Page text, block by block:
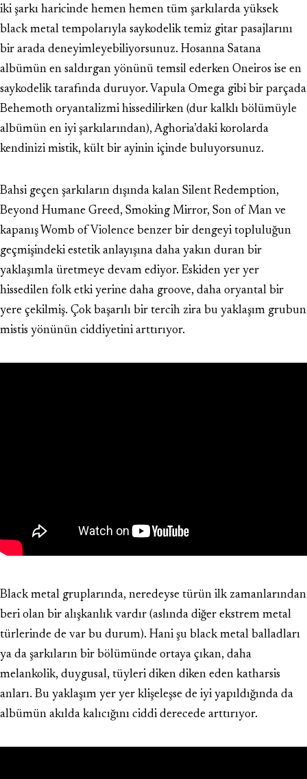
iki şarkı haricinde hemen hemen tüm şarkılarda yüksek
black metal tempolarıyla saykodelik temiz gitar pasajlarını
bir arada deneyimleyebiliyorsunuz. Hosanna Satana
albümün en saldırgan yönünü temsil ederken Oneiros ise en
saykodelik tarafında duruyor. Vapula Omega gibi bir parçada
Behemoth oryantalizmi hissedilirken (dur kalklı bölümüyle
albümün en iyi şarkılarından), Aghoria’daki korolarda
kendinizi mistik, kült bir ayinin içinde buluyorsunuz.
Bahsi geçen şarkıların dışında kalan Silent Redemption,
Beyond Humane Greed, Smoking Mirror, Son of Man ve
kapanış Womb of Violence benzer bir dengeyi topluluğun
geçmişindeki estetik anlayışına daha yakın duran bir
yaklaşımla üretmeye devam ediyor. Eskiden yer yer
hissedilen folk etki yerine daha groove, daha oryantal bir
yere çekilmiş. Çok başarılı bir tercih zira bu yaklaşım grubun
mistis yönünün ciddiyetini arttırıyor.
Black metal gruplarında, neredeyse türün ilk zamanlarından
beri olan bir alışkanlık vardır (aslında diğer ekstrem metal
türlerinde de var bu durum). Hani şu black metal balladları
ya da şarkıların bir bölümünde ortaya çıkan, daha
melankolik, duygusal, tüyleri diken diken eden katharsis
anları. Bu yaklaşım yer yer klişeleşse de iyi yapıldığında da
albümün akılda kalıcığını ciddi derecede arttırıyor.